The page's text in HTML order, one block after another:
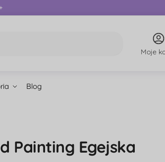
Moje
Blog
Painting Egejska